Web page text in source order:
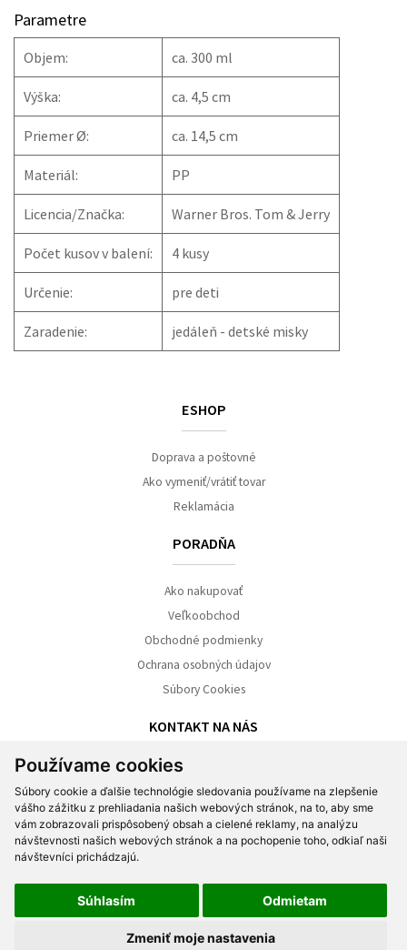
Používame cookies
Súbory cookie a ďalšie technológie sledovania používame na zlepšenie
vášho zážitku z prehliadania našich webových stránok, na to, aby sme
vám zobrazovali prispôsobený obsah a cielené reklamy, na analýzu
návštevnosti našich webových stránok a na pochopenie toho, odkiaľ naši
návštevníci prichádzajú.
Súhlasím Odmietam
Zmeniť moje nastavenia
Parametre
Objem: ca. 300 ml
Výška: ca. 4,5 cm
Priemer Ø: ca. 14,5 cm
Materiál: PP
Licencia/Značka: Warner Bros. Tom & Jerry
Počet kusov v balení: 4 kusy
Určenie: pre deti
Zaradenie: jedáleň - detské misky
ESHOP
Doprava a poštovné
Ako vymeniť/vrátiť tovar
Reklamácia
PORADŇA
Ako nakupovať
Veľkoobchod
Obchodné podmienky
Ochrana osobných údajov
Súbory Cookies
KONTAKT NA NÁS
NONO s.r.o.
Záhradnícka 6, 811 08 Bratislava
Tel.:+421 903 761130| E-mail:nono@nono.sk
O nás|Ako nakupovať|Obchodné podmienky|Reklamačný poriadok
webdesign|webex.digital